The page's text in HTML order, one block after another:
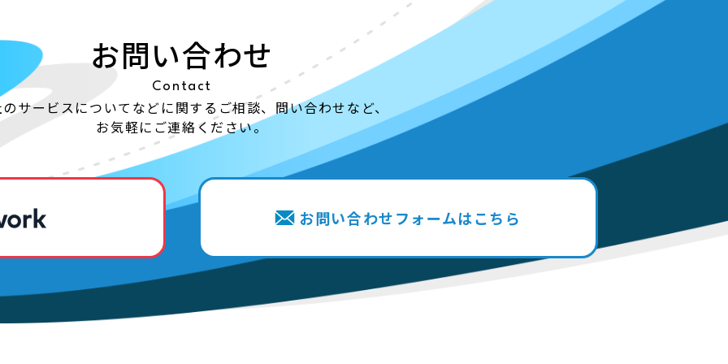
お問い合わせ
Contact
サービスについてなどに関する ご相談、問い合わせなど、
お気軽にご連絡ください。
お問い合わせフォームはこちら